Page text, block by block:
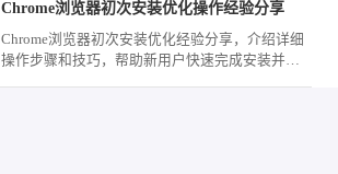
Chrome浏览器初次安装优化操作经验分享
Chrome浏览器初次安装优化经验分享，介绍详细
操作步骤和技巧，帮助新用户快速完成安装并优